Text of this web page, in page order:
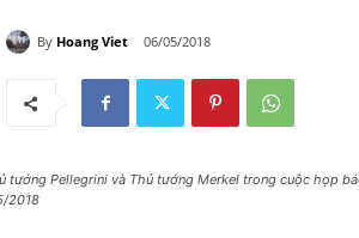
By Hoang Viet 06/05/2018
tướng Pellegrini và Thủ tướng Merkel trong cuộc họp
2018